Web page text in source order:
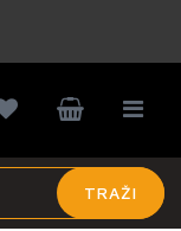
TRAŽI